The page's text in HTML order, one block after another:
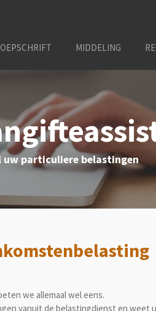
MIDDELING
uw particuliere belastingen
we allemaal wel eens.
vanuit de belastingdienst en weet